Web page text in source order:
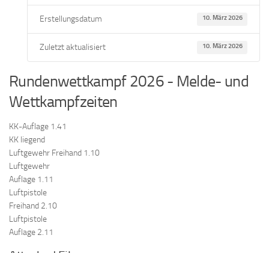
Erstellungsdatum 10. März 2026
Zuletzt aktualisiert 10. März 2026
Rundenwettkampf 2026 - Melde- und
Wettkampfzeiten
KK-Auflage 1.41
KK liegend
Luftgewehr Freihand 1.10
Luftgewehr
Auflage 1.11
Luftpistole
Freihand 2.10
Luftpistole
Auflage 2.11